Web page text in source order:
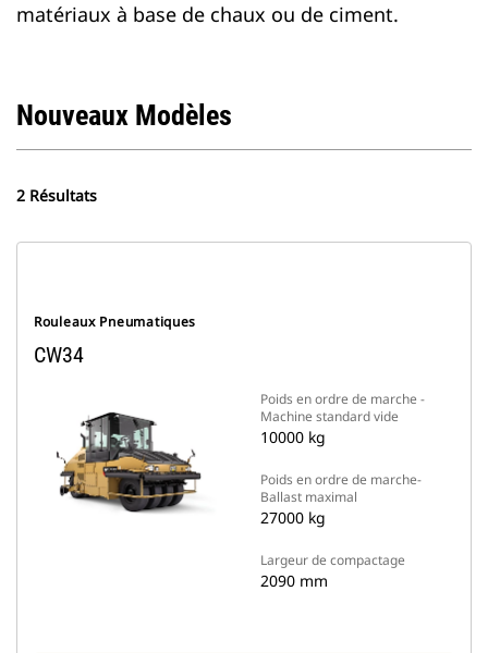
matériaux à base de chaux ou de ciment.
Nouveaux Modèles
2 Résultats
Rouleaux Pneumatiques
CW34
Poids en ordre de marche -
Machine standard vide
10000 kg
Poids en ordre de marche-
Ballast maximal
27000 kg
Largeur de compactage
2090 mm